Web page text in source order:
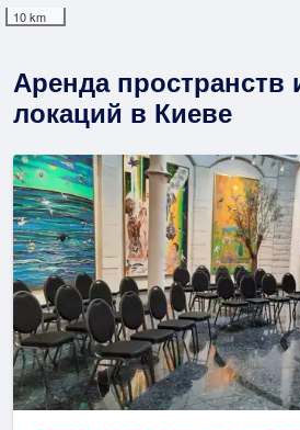
Аренда пространств
локаций в Киеве
10 km